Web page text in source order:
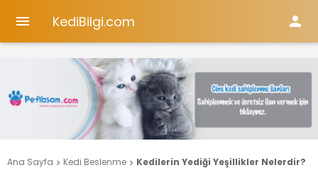
 KediBilgi.com 
Ana Sayfa  Kedi Beslenme  Kedilerin Yediği Yeşillikler Nelerdir?